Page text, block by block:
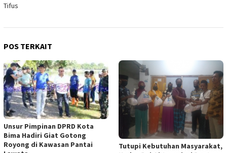
Tifus
POS TERKAIT
Unsur Pimpinan DPRD Kota
Bima Hadiri Giat Gotong
Royong di Kawasan Pantai
Tutupi Kebutuhan Masyarakat,